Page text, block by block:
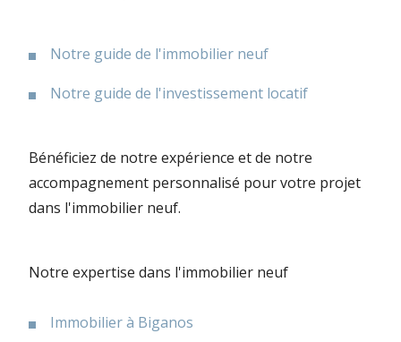
Notre guide de l'immobilier neuf
Notre guide de l'investissement locatif
Bénéficiez de notre expérience et de notre
accompagnement personnalisé pour votre projet
dans l'immobilier neuf.
Notre expertise dans l'immobilier neuf
Immobilier à Biganos